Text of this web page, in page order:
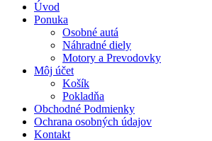
Úvod
Ponuka
Osobné autá
Náhradné diely
Motory a Prevodovky
Môj účet
Košík
Pokladňa
Obchodné Podmienky
Ochrana osobných údajov
Kontakt